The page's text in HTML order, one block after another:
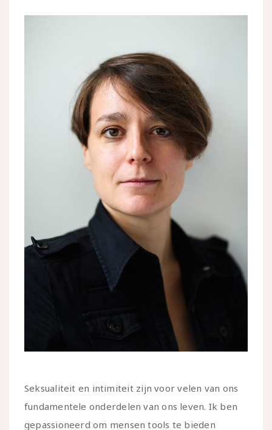
Seksualiteit en intimiteit zijn voor velen van ons
fundamentele onderdelen van ons leven. Ik ben
gepassioneerd om mensen tools te bieden